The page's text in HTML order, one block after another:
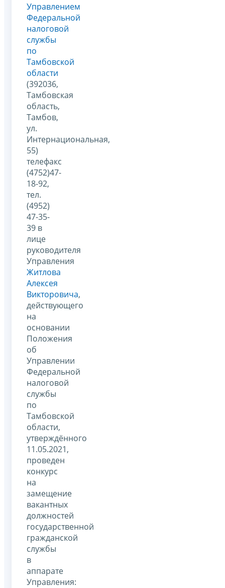
Управлением
Федеральной
налоговой
службы
по
Тамбовской
области
(392036,
Тамбовская
область,
Тамбов,
ул.
Интернациональная,
55)
телефакс
(4752)47-
18-92,
тел.
(4952)
47-35-
39 в
лице
руководителя
Управления
Житлова
Алексея
Викторовича,
действующего
на
основании
Положения
об
Управлении
Федеральной
налоговой
службы
по
Тамбовской
области,
утверждённого
11.05.2021,
проведен
конкурс
на
замещение
вакантных
должностей
государственной
гражданской
службы
в
аппарате
Управления: